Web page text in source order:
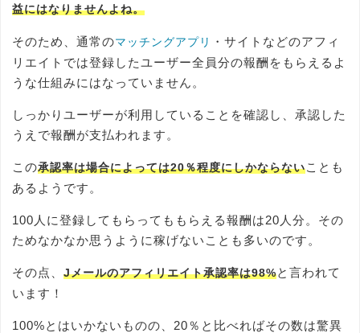
益にはなりませんよね。
そのため、通常のマッチングアプリ
・サイトなどのアフィ
リエイトでは登録したユーザー全員分の報酬をもらえるよ
うな仕組みにはなっていません。
しっかりユーザーが利用していることを確認し、承認した
うえで報酬が支払われます。
この承認率は場合によっては20％程度にしかならないことも
あるようです。
100人に登録してもらってももらえる報酬は20人分。その
ためなかなか思うように稼げないことも多いのです。
その点、 Jメールのアフィリエイト承認率は98%と言われて
います！
100%とはいかないものの、20％と比べればその数は驚異